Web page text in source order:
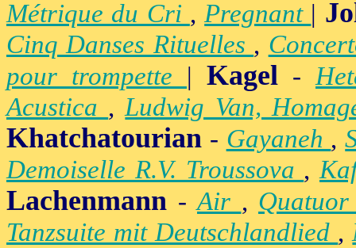
Métrique du Cri ,Pregnant |
Cinq Danses Rituelles ,
pour trompette | Kagel -
Acustica ,Ludwig Van,
Khatchatourian - Gayaneh ,
Demoiselle R.V. Troussova ,
Lachenmann -Air ,
Tanzsuite mit Deutschlandlied ,